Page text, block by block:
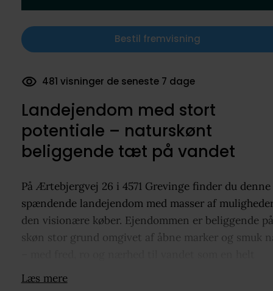
Bestil fremvisning
248 dokumenter downloadet
Landejendom med stort
potentiale – naturskønt
beliggende tæt på vandet
På Ærtebjergvej 26 i 4571 Grevinge finder du denne
spændende landejendom med masser af
den visionære køber. Ejendommen er beliggende
skøn stor grund omgivet af åbne marker og smuk
naturlig del af hverdagen.
Læs mere